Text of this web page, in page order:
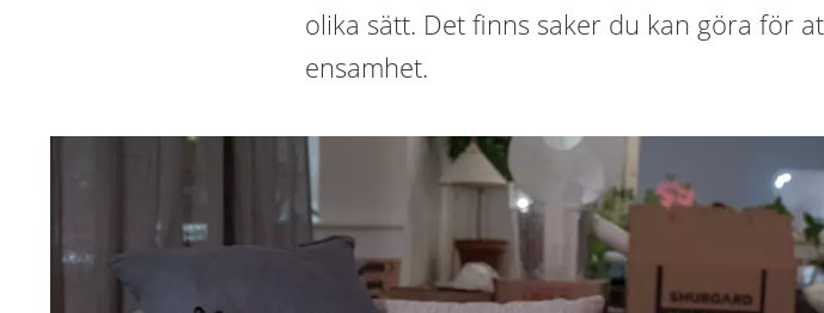
olika sätt. Det finns saker du kan göra för
ensamhet.